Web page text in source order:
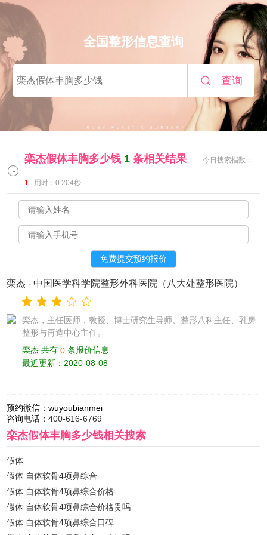
全国整形信息查询
查询
栾杰假体丰胸多少钱 1 条相关结果 今日搜索指数：
1 用时：0.204秒
栾杰 - 中国医学科学院整形外科医院（八大处整形医院）
栾杰，主任医师，教授、博士研究生导师、整形八科主任、乳房
整形与再造中心主任。
栾杰 共有0 条报价信息
最近更新：2020-08-08
预约微信：wuyoubianmei
咨询电话：400-616-6769
栾杰假体丰胸多少钱相关搜索
假体
假体 自体软骨4项鼻综合
假体 自体软骨4项鼻综合价格
假体 自体软骨4项鼻综合价格贵吗
假体 自体软骨4项鼻综合口碑